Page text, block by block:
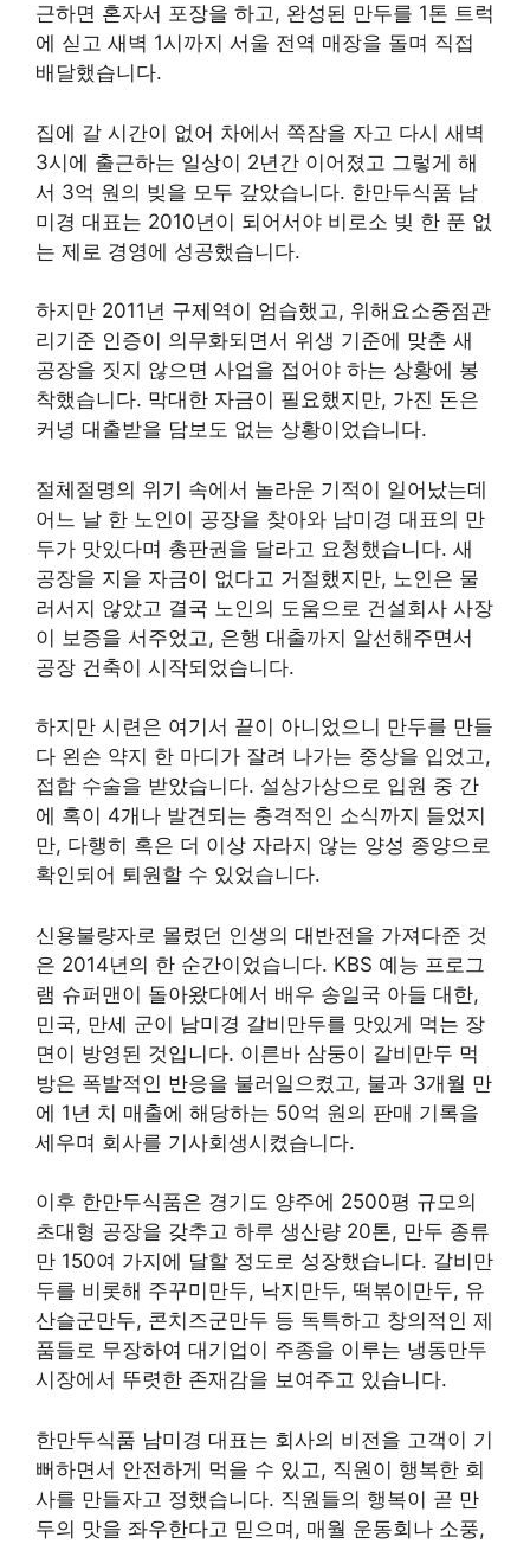
근하면 혼자서 포장을 하고, 완성된 만두를 1톤 트럭
에 싣고 새벽 1시까지 서울 전역 매장을 돌며 직접
배달했습니다.
집에 갈 시간이 없어 차에서 쪽잠을 자고 다시 새벽
3시에 출근하는 일상이 2년간 이어졌고 그렇게 해
서 3억 원의 빚을 모두 갚았습니다. 한만두식품 남
미경 대표는 2010년이 되어서야 비로소 빚 한 푼 없
는 제로 경영에 성공했습니다.
하지만 2011년 구제역이 엄습했고, 위해요소중점관
리기준 인증이 의무화되면서 위생 기준에 맞춘 새
공장을 짓지 않으면 사업을 접어야 하는 상황에 봉
착했습니다. 막대한 자금이 필요했지만, 가진 돈은
커녕 대출받을 담보도 없는 상황이었습니다.
절체절명의 위기 속에서 놀라운 기적이 일어났는데
어느 날 한 노인이 공장을 찾아와 남미경 대표의 만
두가 맛있다며 총판권을 달라고 요청했습니다. 새
공장을 지을 자금이 없다고 거절했지만, 노인은 물
러서지 않았고 결국 노인의 도움으로 건설회사 사장
이 보증을 서주었고, 은행 대출까지 알선해주면서
공장 건축이 시작되었습니다.
하지만 시련은 여기서 끝이 아니었으니 만두를 만들
다 왼손 약지 한 마디가 잘려 나가는 중상을 입었고,
접합 수술을 받았습니다. 설상가상으로 입원 중 간
에 혹이 4개나 발견되는 충격적인 소식까지 들었지
만, 다행히 혹은 더 이상 자라지 않는 양성 종양으로
확인되어 퇴원할 수 있었습니다.
신용불량자로 몰렸던 인생의 대반전을 가져다준 것
은 2014년의 한 순간이었습니다. KBS 예능 프로그
램 슈퍼맨이 돌아왔다에서 배우 송일국 아들 대한,
민국, 만세 군이 남미경 갈비만두를 맛있게 먹는 장
면이 방영된 것입니다. 이른바 삼둥이 갈비만두 먹
방은 폭발적인 반응을 불러일으켰고, 불과 3개월 만
에 1년 치 매출에 해당하는 50억 원의 판매 기록을
세우며 회사를 기사회생시켰습니다.
이후 한만두식품은 경기도 양주에 2500평 규모의
초대형 공장을 갖추고 하루 생산량 20톤, 만두 종류
만 150여 가지에 달할 정도로 성장했습니다. 갈비만
두를 비롯해 주꾸미만두, 낙지만두, 떡볶이만두, 유
산슬군만두, 콘치즈군만두 등 독특하고 창의적인 제
품들로 무장하여 대기업이 주종을 이루는 냉동만두
시장에서 뚜렷한 존재감을 보여주고 있습니다.
한만두식품 남미경 대표는 회사의 비전을 고객이 기
뻐하면서 안전하게 먹을 수 있고, 직원이 행복한 회
사를 만들자고 정했습니다. 직원들의 행복이 곧 만
두의 맛을 좌우한다고 믿으며, 매월 운동회나 소풍,